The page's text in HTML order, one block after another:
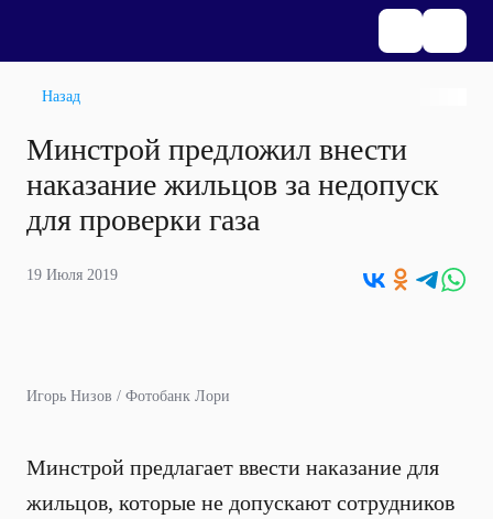
Назад
Минстрой предложил внести
наказание жильцов за недопуск
для проверки газа
19 Июля 2019
Игорь Низов / Фотобанк Лори
Минстрой предлагает ввести наказание для
жильцов, которые не допускают сотрудников